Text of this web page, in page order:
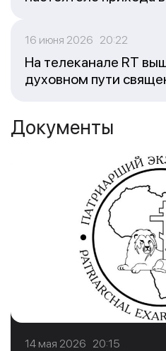
16 июня 2026 20:22
На телеканале RT
духовном пути
Документы
14 мая 2026 20:15